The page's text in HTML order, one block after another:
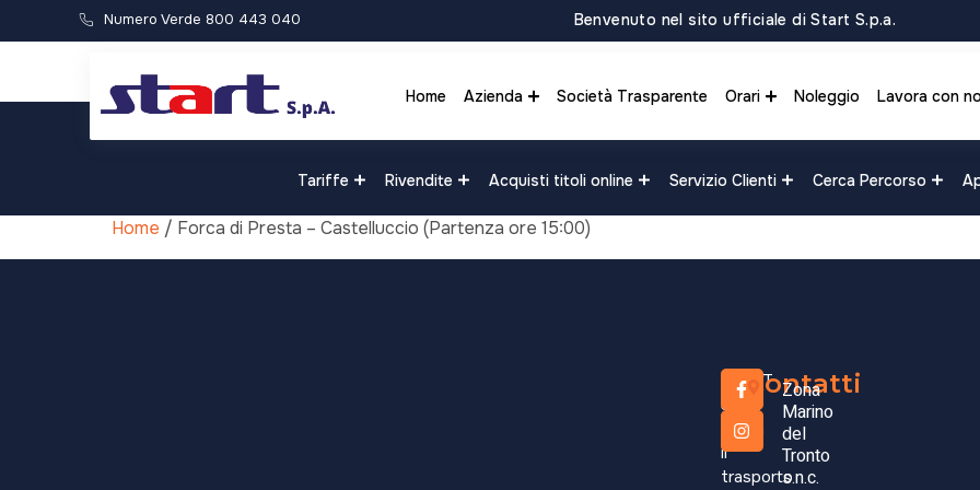
Numero Verde 800 443 040 Benvenuto nel sito ufficiale di Start S.p.a.
Home Azienda Società Trasparente Orari Noleggio Lavora con
Tariffe Rivendite Acquisti titoli online Servizio Clienti Cerca Percorso
Home / Forca di Presta – Castelluccio (Partenza ore 15:00)
0,01€
START
S.p.A.
opera
il
trasporto
Contatti
Zona
Marino
del
Tronto
s.n.c.